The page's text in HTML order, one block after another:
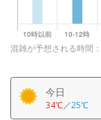
混雑が予想される時間
今日
34℃／25℃